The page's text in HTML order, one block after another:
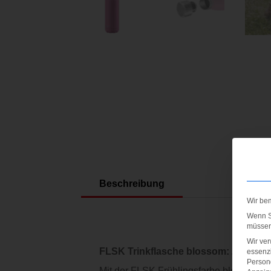
Beschreibung
FLSK Trinkflasche blossom: Zart,
Wir
Wenn
Wir